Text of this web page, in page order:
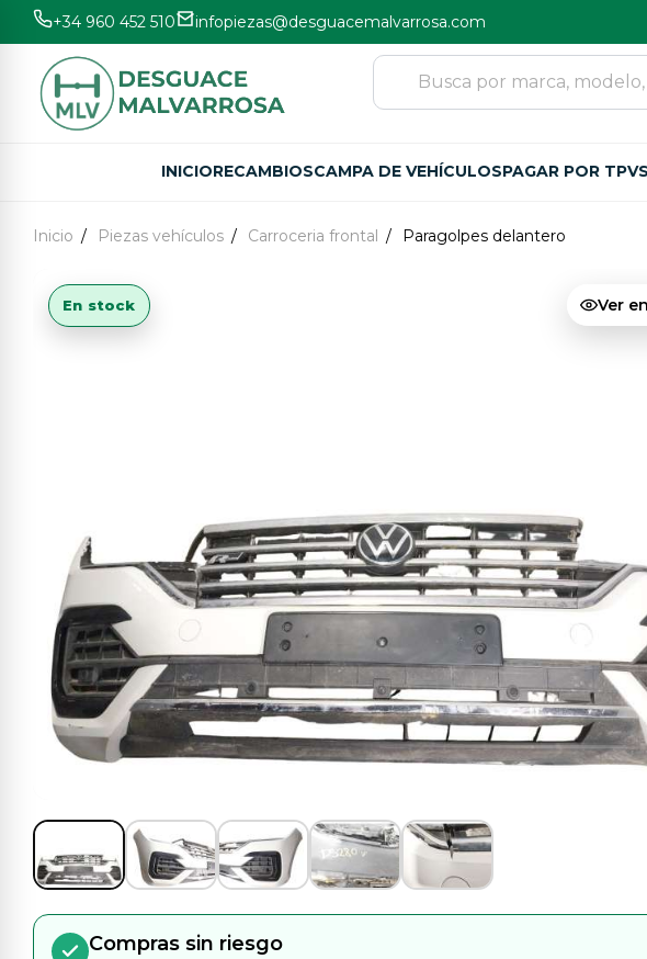
+34 960 452 510 infopiezas@desguacemalvarrosa.com
INICIORECAMBIOSCAMPA DE VEHÍCULOSPAGAR POR TPV
Inicio Piezas vehículos Carroceria frontal Paragolpes delantero
Ver
En stock
Compras sin riesgo